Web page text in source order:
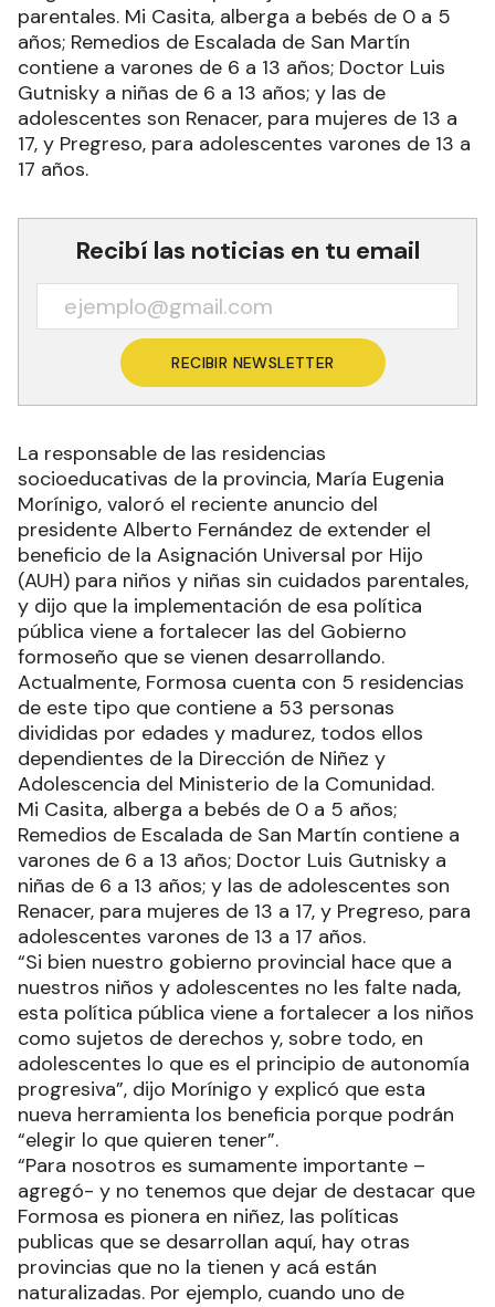
parentales. Mi Casita, alberga a bebés de 0 a 5
años; Remedios de Escalada de San Martín
contiene a varones de 6 a 13 años; Doctor Luis
Gutnisky a niñas de 6 a 13 años; y las de
adolescentes son Renacer, para mujeres de 13 a
17, y Pregreso, para adolescentes varones de 13 a
17 años.
Recibí las noticias en tu email
RECIBIR NEWSLETTER
La responsable de las residencias
socioeducativas de la provincia, María Eugenia
Morínigo, valoró el reciente anuncio del
presidente Alberto Fernández de extender el
beneficio de la Asignación Universal por Hijo
(AUH) para niños y niñas sin cuidados parentales,
y dijo que la implementación de esa política
pública viene a fortalecer las del Gobierno
formoseño que se vienen desarrollando.
Actualmente, Formosa cuenta con 5 residencias
de este tipo que contiene a 53 personas
divididas por edades y madurez, todos ellos
dependientes de la Dirección de Niñez y
Adolescencia del Ministerio de la Comunidad.
Mi Casita, alberga a bebés de 0 a 5 años;
Remedios de Escalada de San Martín contiene a
varones de 6 a 13 años; Doctor Luis Gutnisky a
niñas de 6 a 13 años; y las de adolescentes son
Renacer, para mujeres de 13 a 17, y Pregreso, para
adolescentes varones de 13 a 17 años.
“Si bien nuestro gobierno provincial hace que a
nuestros niños y adolescentes no les falte nada,
esta política pública viene a fortalecer a los niños
como sujetos de derechos y, sobre todo, en
adolescentes lo que es el principio de autonomía
progresiva”, dijo Morínigo y explicó que esta
nueva herramienta los beneficia porque podrán
“elegir lo que quieren tener”.
“Para nosotros es sumamente importante –
agregó- y no tenemos que dejar de destacar que
Formosa es pionera en niñez, las políticas
publicas que se desarrollan aquí, hay otras
provincias que no la tienen y acá están
naturalizadas. Por ejemplo, cuando uno de